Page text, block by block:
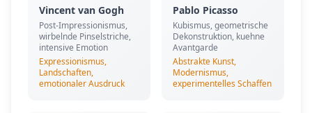
Vincent van Gogh
Post-Impressionismus,
wirbelnde Pinselstriche,
intensive Emotion
Expressionismus,
Landschaften,
emotionaler Ausdruck
Pablo Picasso
Kubismus, geometrische
Dekonstruktion, kuehne
Avantgarde
Abstrakte Kunst,
Modernismus,
experimentelles Schaffen